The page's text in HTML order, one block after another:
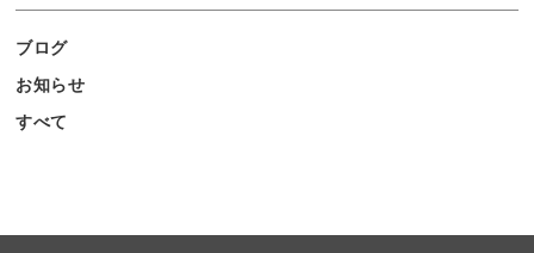
ブログ
お知らせ
すべて